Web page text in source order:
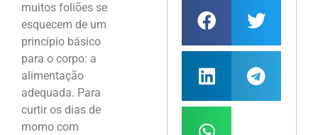
muitos foliões se
esquecem de um
princípio básico
para o corpo: a
alimentação
adequada. Para
curtir os dias de
momo com